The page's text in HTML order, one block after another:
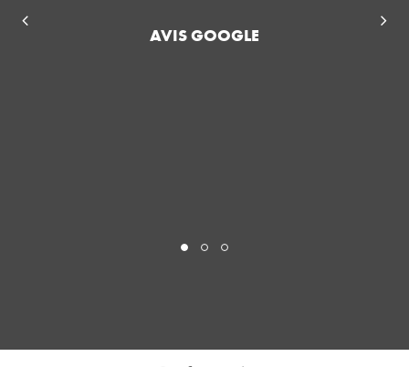
AVIS GOOGLE